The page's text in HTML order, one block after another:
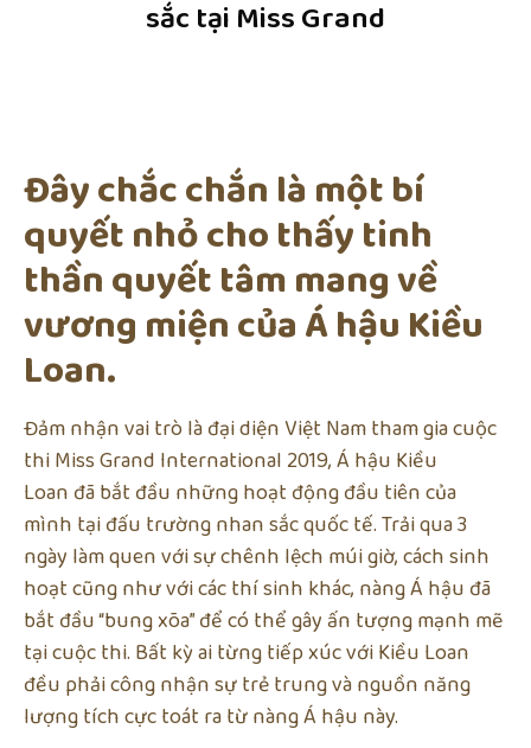
sắc tại Miss Grand
Đây chắc chắn là một bí
quyết nhỏ cho thấy tinh
thần quyết tâm mang về
vương miện của Á hậu Kiều
Loan.
Đảm nhận vai trò là đại diện Việt Nam tham gia cuộc
thi Miss Grand International 2019, Á hậu Kiều
Loan đã bắt đầu những hoạt động đầu tiên của
mình tại đấu trường nhan sắc quốc tế. Trải qua 3
ngày làm quen với sự chênh lệch múi giờ, cách sinh
hoạt cũng như với các thí sinh khác, nàng Á hậu đã
bắt đầu “bung xõa” để có thể gây ấn tượng mạnh mẽ
tại cuộc thi. Bất kỳ ai từng tiếp xúc với Kiều Loan
đều phải công nhận sự trẻ trung và nguồn năng
lượng tích cực toát ra từ nàng Á hậu này.